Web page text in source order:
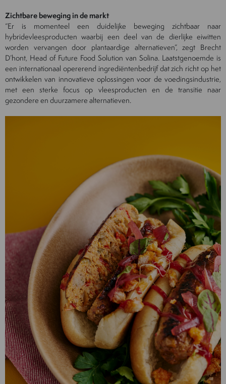
Zichtbare beweging in de markt
“Er is momenteel een duidelijke beweging zichtbaar naar
hybridevleesproducten waarbij een deel van de dierlijke eiwitten
worden vervangen door plantaardige alternatieven”, zegt Brecht
D’hont, Head of Future Food Solution van Solina. Laatstgenoemde is
een internationaal opererend ingrediëntenbedrijf dat zich richt op het
ontwikkelen van innovatieve oplossingen voor de voedingsindustrie,
met een sterke focus op vleesproducten en de transitie naar
gezondere en duurzamere alternatieven.